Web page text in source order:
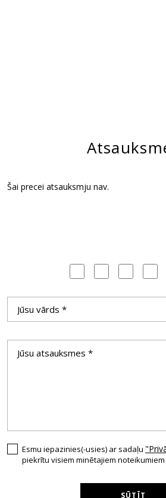
Šai precei atsauksmju nav.
Esmu iepazinies(-usies) ar sadaļu
piekrītu visiem minētajiem noteikumiem
SŪTĪT